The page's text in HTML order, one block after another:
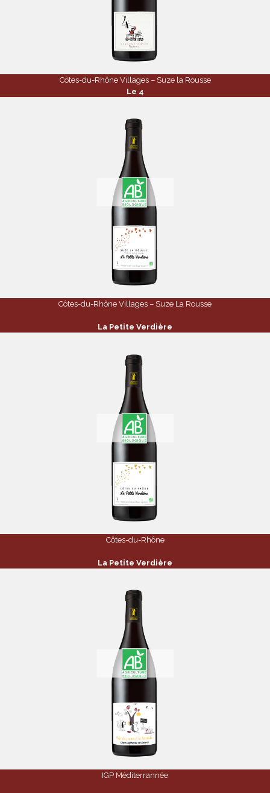
Côtes-du-Rhône Villages – Suze la Rousse
Le 4
Côtes-du-Rhône Villages – Suze La Rousse
La Petite Verdière
Côtes-du-Rhône
La Petite Verdière
IGP Méditerrannée